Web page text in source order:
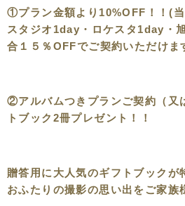
①プラン金額より 10%OFF！！(
スタジオ1day・ロケスタ1day・
合 １５％OFFでご契約いただけま
②アルバムつきプランご契約（又
トブック2冊プレゼント！！
贈答用に大人気のギフトブックが
おふたりの撮影の思い出をご家族